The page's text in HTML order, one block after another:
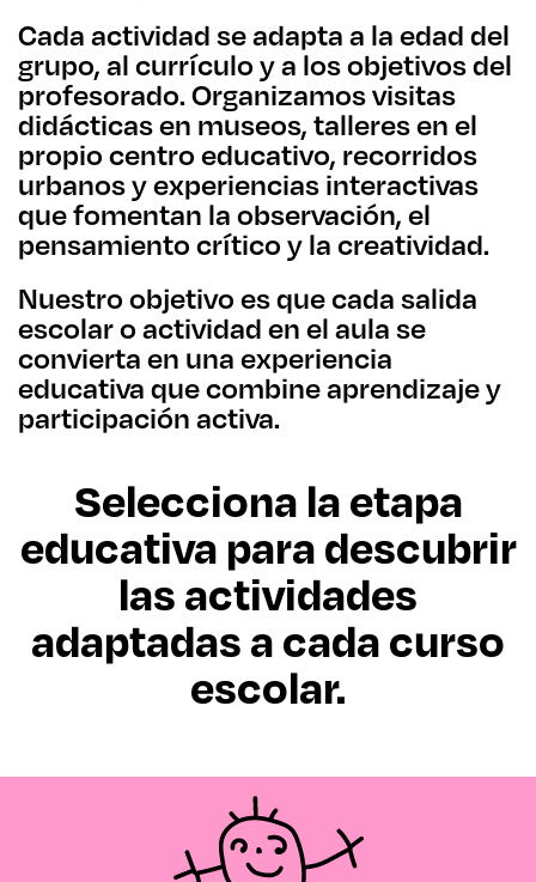
Cada actividad se adapta a la edad del
grupo, al currículo y a los objetivos del
profesorado. Organizamos visitas
didácticas en museos, talleres en el
propio centro educativo, recorridos
urbanos y experiencias interactivas
que fomentan la observación, el
pensamiento crítico y la creatividad.
Nuestro objetivo es que cada salida
escolar o actividad en el aula se
convierta en una experiencia
educativa que combine aprendizaje y
participación activa.
Selecciona la etapa
educativa para descubrir
las actividades
adaptadas a cada curso
escolar.